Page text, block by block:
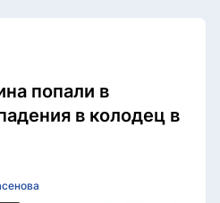
попали в
в колодец в